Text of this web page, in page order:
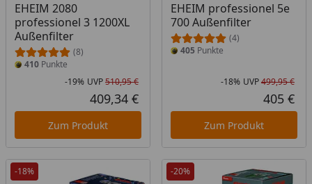
EHEIM 2080
professionel 3 1200XL
Außenfilter
(8)
410 Punkte
Rabatt in Prozent
-19%
Ursprünglicher Preis
UVP510,95 €
Aktueller Preis
409,34 €
Zum Produkt
EHEIM professionel 5e
700 Außenfilter
(4)
405 Punkte
-18% UVP499,95 €
405 €
Zum Produkt
-18% -20%